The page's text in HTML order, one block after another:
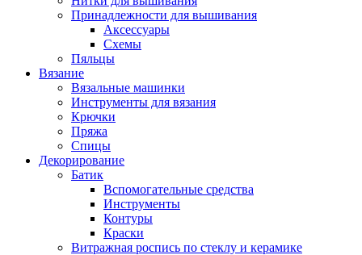
Принадлежности для вышивания
Аксессуары
Схемы
Пяльцы
Вязание
Вязальные машинки
Инструменты для вязания
Крючки
Пряжа
Спицы
Декорирование
Батик
Вспомогательные средства
Инструменты
Контуры
Краски
Витражная роспись по стеклу и керамике